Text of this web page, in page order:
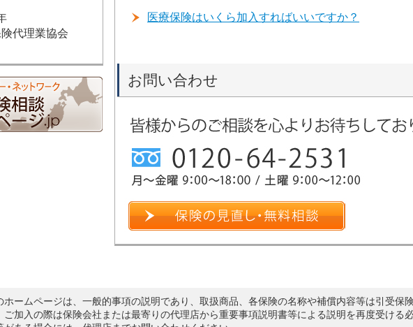
医療保険はいくら加入すればいいですか？
お問い合わせ
代理業協会
ホームページは、一般的事項の説明であり、取扱商品、各保険の名称や補償内容等は引受保
ご加入の際は保険会社または最寄りの代理店から重要事項説明書等による説明を再度受ける